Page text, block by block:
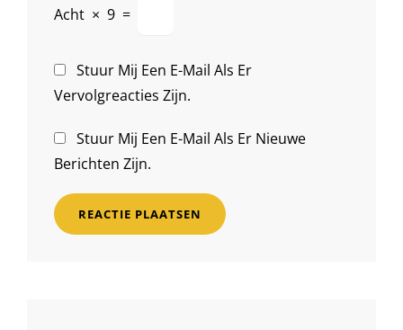
Acht × 9 =
Stuur Mij Een E-Mail Als Er
Vervolgreacties Zijn.
Stuur Mij Een E-Mail Als Er Nieuwe
Berichten Zijn.